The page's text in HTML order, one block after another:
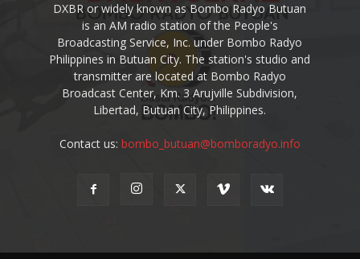
DXBR or widely known as Bombo Radyo Butuan
is an AM radio station of the People's
Broadcasting Service, Inc. under Bombo Radyo
Philippines in Butuan City. The station's studio and
transmitter are located at Bombo Radyo
Broadcast Center, Km. 3 Arujville Subdivision,
Libertad, Butuan City, Philippines.
Contact us: bombo_butuan@bomboradyo.info